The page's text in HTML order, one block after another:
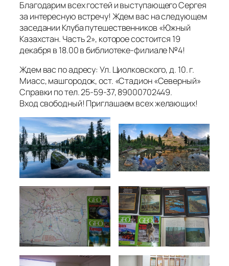
Благодарим всех гостей и выступающего Сергея
за интересную встречу! Ждем вас на следующем
заседании Клуба путешественников «Южный
Казахстан. Часть 2», которое состоится 19
декабря в 18.00 в библиотеке-филиале №4!
Ждем вас по адресу: Ул. Циолковского, д. 10. г.
Миасс, машгородок, ост. «Стадион «Северный»
Справки по тел. 25-59-37, 89000702449.
Вход свободный! Приглашаем всех желающих!